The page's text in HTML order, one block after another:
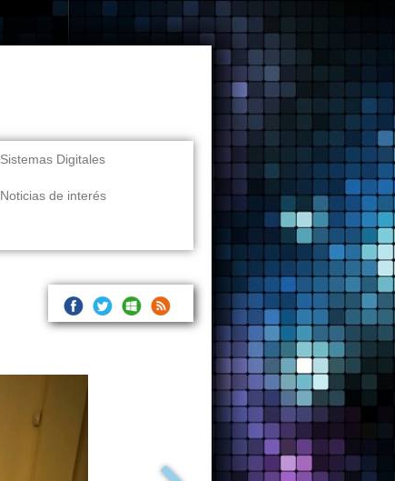
Sistemas Digitales
Noticias de interés